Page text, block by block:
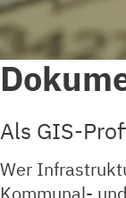
Als GIS-
Wer
Kommunal-